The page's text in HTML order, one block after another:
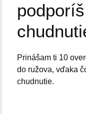
Prinášam ti 10
do ružova, vďaka
chudnutie.